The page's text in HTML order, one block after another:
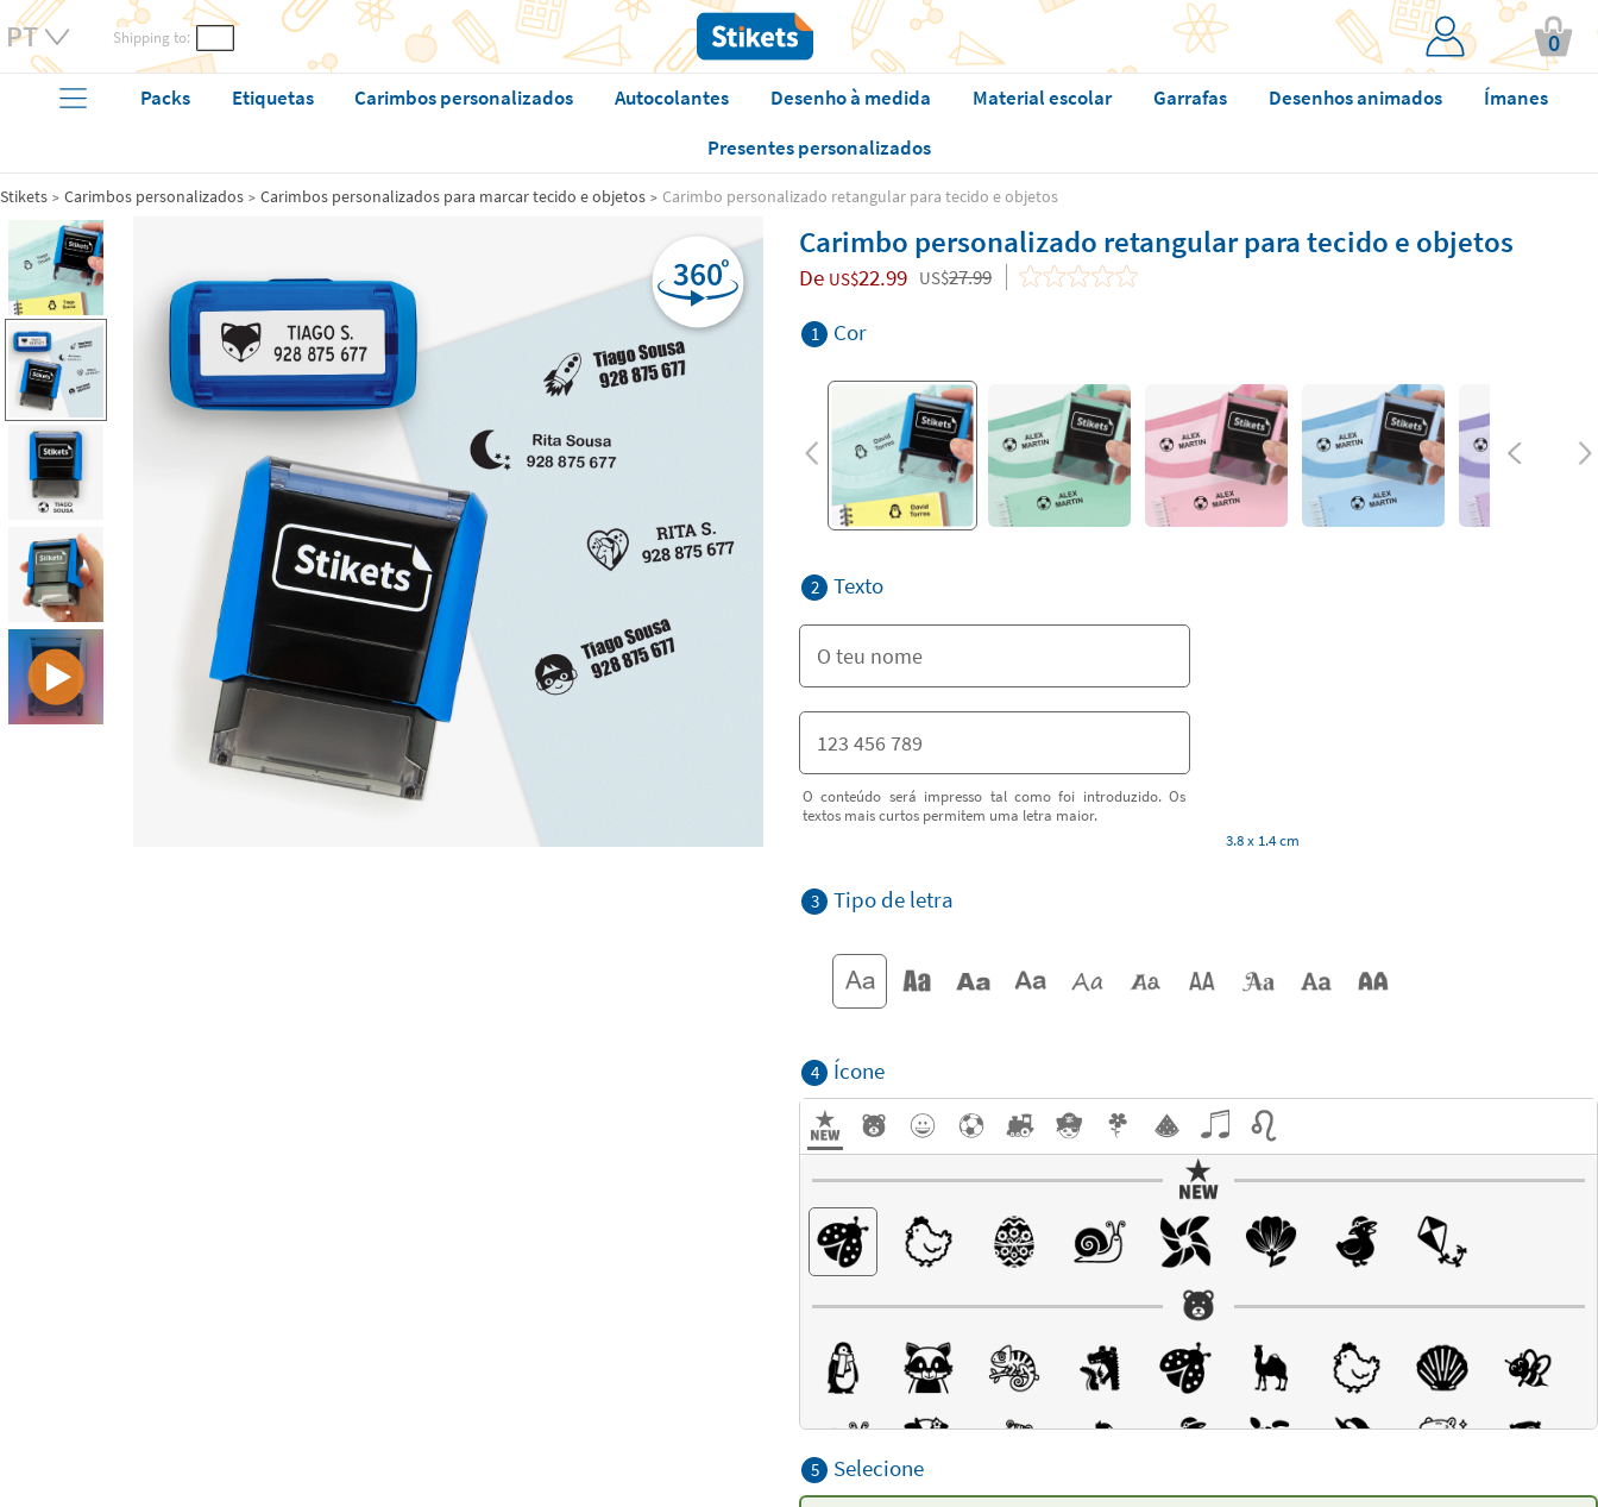
Shipping to: 0
Packs Etiquetas Carimbos personalizados Autocolantes Desenho à medida Material escolar Garrafas Desenhos animados
Ímanes
Presentes personalizados
Stikets Carimbos personalizados Carimbos personalizados para marcar tecido e objetos Carimbo personalizado retangular para tecido e objetos
Carimbo personalizado retangular para tecido e objetos
De US$22.99 US$27.99
1 Cor
2 Texto
O conteúdo será impresso tal como foi introduzido. Os
textos mais curtos permitem uma letra maior.
3.8 x 1.4 cm
3 Tipo de letra
4 Ícone
5 Selecione